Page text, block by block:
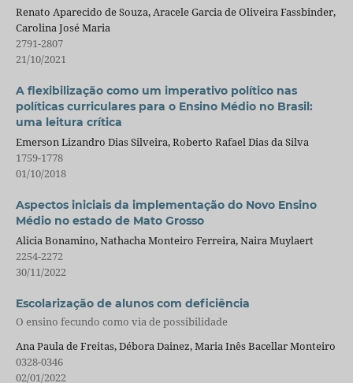
Renato Aparecido de Souza, Aracele Garcia de Oliveira Fassbinder,
Carolina José Maria
2791-2807
21/10/2021
A flexibilização como um imperativo político nas
políticas curriculares para o Ensino Médio no Brasil:
uma leitura crítica
Emerson Lizandro Dias Silveira, Roberto Rafael Dias da Silva
1759-1778
01/10/2018
Aspectos iniciais da implementação do Novo Ensino
Médio no estado de Mato Grosso
Alicia Bonamino, Nathacha Monteiro Ferreira, Naira Muylaert
2254-2272
30/11/2022
Escolarização de alunos com deficiência
O ensino fecundo como via de possibilidade
Ana Paula de Freitas, Débora Dainez, Maria Inês Bacellar Monteiro
0328-0346
02/01/2022